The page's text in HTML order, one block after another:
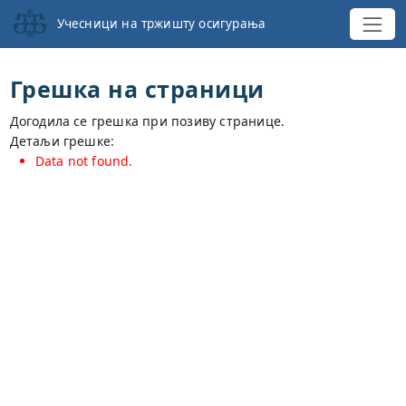
Учесници на тржишту осигурања
Грешка на страници
Догодила се грешка при позиву странице.
Детаљи грешке:
Data not found.